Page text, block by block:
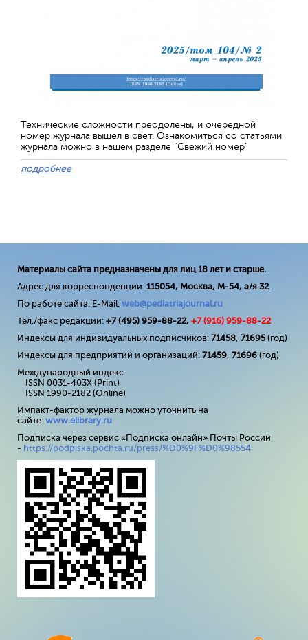
Технические сложности преодолены, и очередной
номер журнала вышел в свет. Ознакомиться со статьями
журнала можно в нашем разделе "Свежий номер"
подробнее
Материалы сайта предназначены для лиц 18 лет и старше.
Адрес для корреспонденции: 115054, Москва, М-54, а/я 32.
По работе сайта: E-Mail: web@pediatriajournal.ru
Тел./факс редакции: +7 (495) 959-88-22, +7 (916) 959-88-22
Индексы для индивидуальных подписчиков: 71458, 71695(год)
Индексы для предприятий и организаций: 71459, 71696 (год)
Международный индекс:
ISSN 0031-403X (Print)
ISSN 1990-2182 (Online)
Импакт-фактор журнала можно уточнить на
сайте: www.elibrary.ru
Подписка через сервис «Подписка онлайн» Почты России
- https://podpiska.pochta.ru/press/%D0%9F%D0%98554